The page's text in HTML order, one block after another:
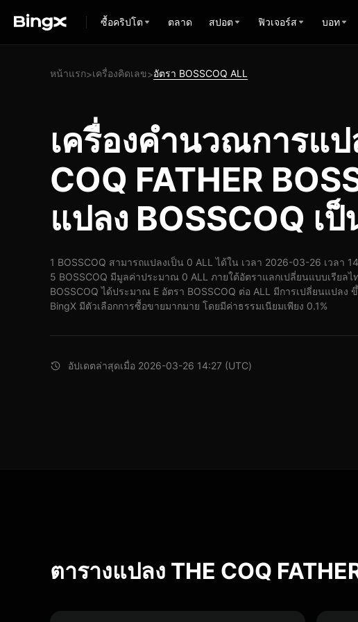
ซื้อคริปโต ตลาด สปอต ฟิวเจอร์ส บอท
หน้าแรก>เครื่องคิดเลข>อัตรา BOSSCOQ ALL
เครื่องคำนวณการแป
COQ FATHER
แปลง BOSSCOQ เ
1 BOSSCOQ สามารถแปลงเป็น 0 ALL ได้ใน เวลา 2026-03-26 เวลา
5 BOSSCOQ มีมูลค่าประมาณ 0 ALL ภายใต้อัตราแลกเปลี่ยนแบบเรียลไ
BOSSCOQ ได้ประมาณ E อัตรา BOSSCOQ ต่อ ALL มีการเปลี่ยนแปลง
BingX มีตัวเลือกการซื้อขายมากมาย โดยมีค่าธรรมเนียมเพียง 0.1%
อัปเดตล่าสุดเมื่อ 2026-03-26 14:27 (UTC)
ตารางแปลง THE COQ